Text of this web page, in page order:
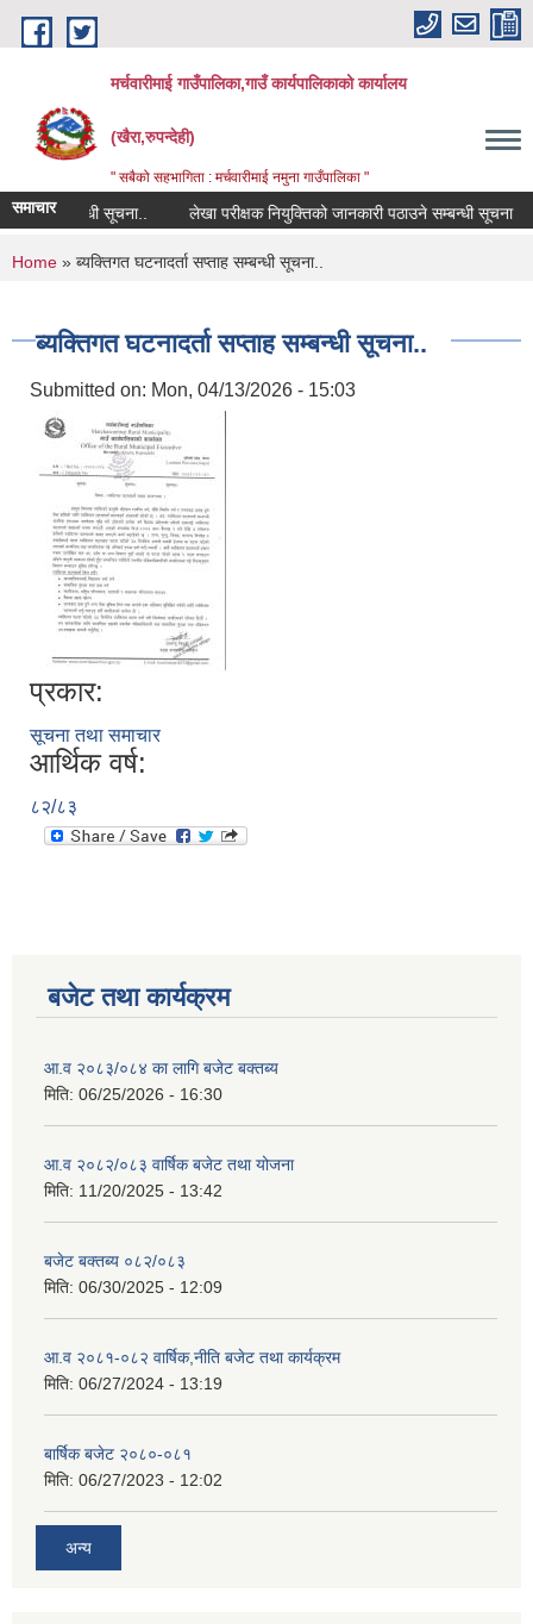
Skip to main content
मर्चवारीमाई गाउँपालिका,गाउँ कार्यपालिकाको कार्यालय
(खैरा,रुपन्देही)
" सबैको सहभागिता : मर्चवारीमाई नमुना गाउँपालिका "
समाचारसम्बन्धी सूचना.. लेखा परीक्षक नियुक्तिको जानकारी पठाउने सम्बन्धी सूचना
You are here
Home » ब्यक्तिगत घटनादर्ता सप्ताह सम्बन्धी सूचना..
ब्यक्तिगत घटनादर्ता सप्ताह सम्बन्धी सूचना..
Submitted on: Mon, 04/13/2026 - 15:03
प्रकार:
सूचना तथा समाचार
आर्थिक वर्ष:
८२/८३
बजेट तथा कार्यक्रम
आ.व २०८३/०८४ का लागि बजेट बक्तब्य
मिति: 06/25/2026 - 16:30
आ.व २०८२/०८३ वार्षिक बजेट तथा योजना
मिति: 11/20/2025 - 13:42
बजेट बक्तब्य ०८२/०८३
मिति: 06/30/2025 - 12:09
आ.व २०८१-०८२ वार्षिक,नीति बजेट तथा कार्यक्रम
मिति: 06/27/2024 - 13:19
बार्षिक बजेट २०८०-०८१
मिति: 06/27/2023 - 12:02
अन्य